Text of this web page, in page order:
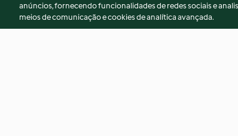
anúncios, fornecendo funcionalidades de redes sociais e
meios de comunicação e cookies de analítica avançada.